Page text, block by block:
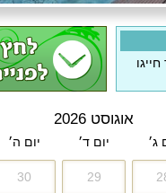
אוגוסט 2026
ג׳ יום ד׳ יום ה׳
29
30